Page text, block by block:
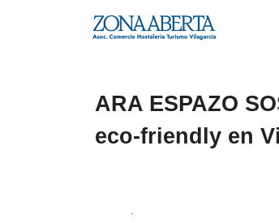
ARA ESPAZO
eco-friendly en